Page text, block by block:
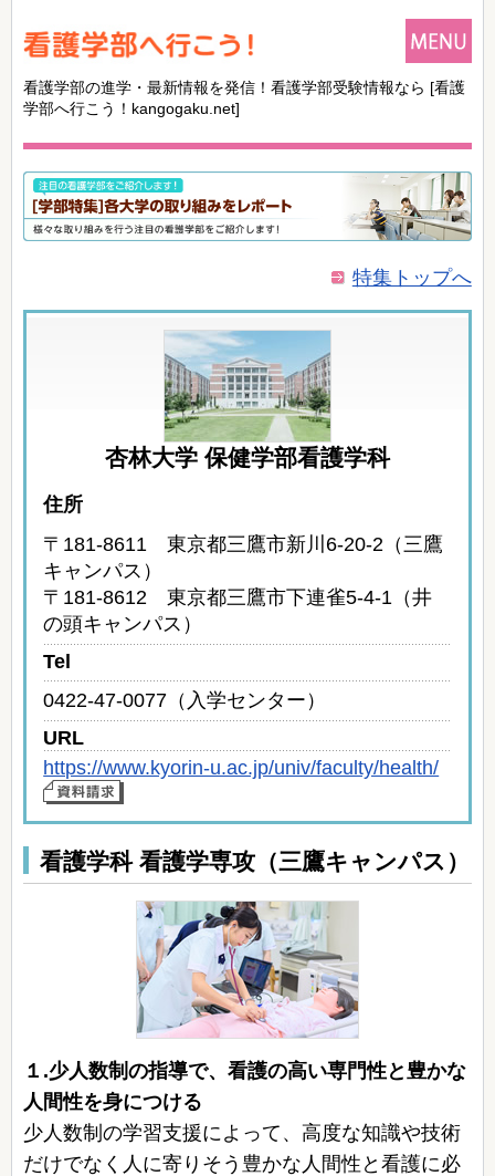
看護学部の進学・最新情報を発信！看護学部受験情報なら [看護
学部へ行こう！kangogaku.net]
特集トップへ
杏林大学 保健学部看護学科
住所
〒181-8611 東京都三鷹市新川6-20-2（三鷹
キャンパス）
〒181-8612 東京都三鷹市下連雀5-4-1（井
の頭キャンパス）
Tel
0422-47-0077（入学センター）
URL
https://www.kyorin-u.ac.jp/univ/faculty/health/
看護学科 看護学専攻（三鷹キャンパス）
１.少人数制の指導で、看護の高い専門性と豊かな
人間性を身につける
少人数制の学習支援によって、高度な知識や技術
だけでなく人に寄りそう豊かな人間性と看護に必